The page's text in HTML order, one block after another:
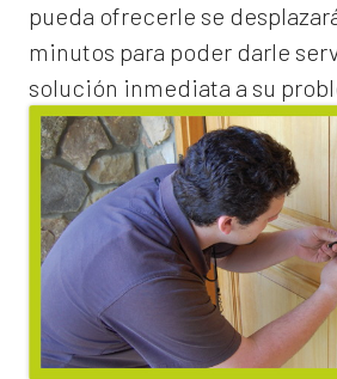
pueda ofrecerle se
minutos para poder darle
solución inmediata a su